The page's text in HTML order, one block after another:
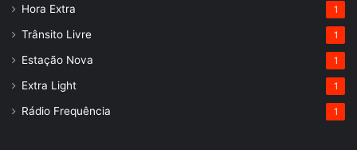
Hora Extra 1
Trânsito Livre 1
Estação Nova 1
Extra Light 1
Rádio Frequência 1